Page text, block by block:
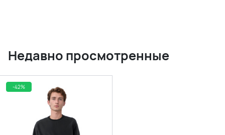
Недавно просмотренные
-42%